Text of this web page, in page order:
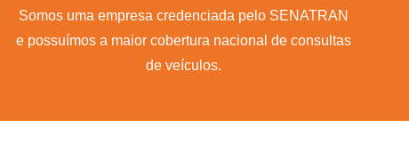
Somos uma empresa credenciada pelo SENATRAN
e possuímos a maior cobertura nacional de consultas
de veículos.